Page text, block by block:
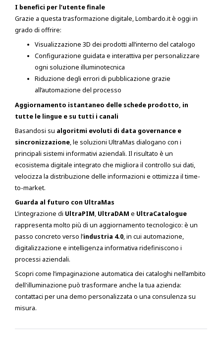
I benefici per l’utente finale
Grazie a questa trasformazione digitale, Lombardo.it è oggi in
grado di offrire:
Visualizzazione 3D dei prodotti all’interno del catalogo
Configurazione guidata e interattiva per personalizzare
ogni soluzione illuminotecnica
Riduzione degli errori di pubblicazione grazie
all’automazione del processo
Aggiornamento istantaneo delle schede prodotto, in
tutte le lingue e su tutti i canali
Basandosi su algoritmi evoluti di data governance e
sincronizzazione, le soluzioni UltraMas dialogano con i
principali sistemi informativi aziendali. Il risultato è un
ecosistema digitale integrato che migliora il controllo sui dati,
velocizza la distribuzione delle informazioni e ottimizza il time-
to-market.
Guarda al futuro con UltraMas
L’integrazione di UltraPIM, UltraDAM e UltraCatalogue
rappresenta molto più di un aggiornamento tecnologico: è un
passo concreto verso l’industria 4.0, in cui automazione,
digitalizzazione e intelligenza informativa ridefiniscono i
processi aziendali.
Scopri come l’impaginazione automatica dei cataloghi nell’ambito
dell'illuminazione può trasformare anche la tua azienda:
contattaci per una demo personalizzata o una consulenza su
misura.